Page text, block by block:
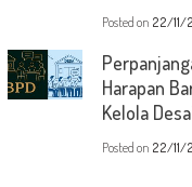
Posted on 22/11/
Harapan
Kelola
Posted on 22/11/